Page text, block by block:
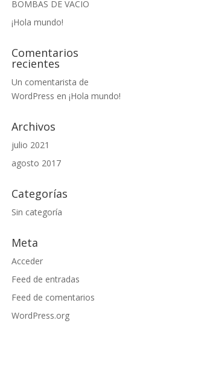
BOMBAS DE VACIO
¡Hola mundo!
Comentarios
recientes
Un comentarista de
WordPress en¡Hola mundo!
Archivos
julio 2021
agosto 2017
Categorías
Sin categoría
Meta
Acceder
Feed de entradas
Feed de comentarios
WordPress.org